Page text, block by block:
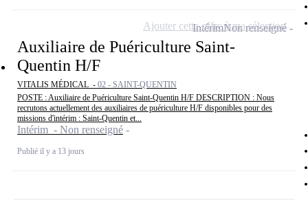
Auxiliaire de Puériculture Saint-
Quentin H/F
VITALIS MÉDICAL - 02 - SAINT-QUENTIN
POSTE : Auxiliaire de Puériculture Saint-Quentin H/F DESCRIPTION : Nous
recrutons actuellement des auxiliaires de puériculture H/F disponibles pour des
missions d'intérim : Saint-Quentin et...
Intérim - Non renseigné
Publié il y a 13 jours
IntérimNon renseigné
Ajouter cette offre à ma sélection